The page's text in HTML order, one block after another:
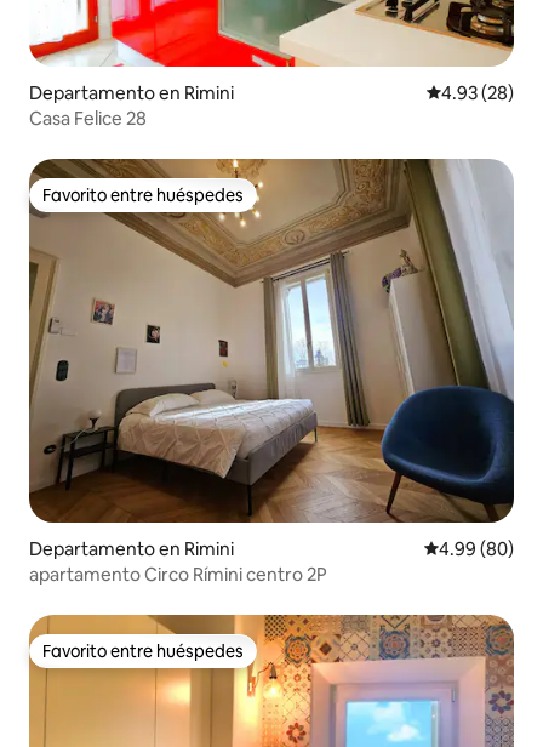
Departamento en Rimini Calificación
4.93 (28)
Casa Felice 28
Favorito entre huéspedes
Favorito entre huéspedes
Departamento en Rimini Calificación
4.99 (80)
apartamento Circo Rímini centro 2P
Favorito entre huéspedes
Favorito entre huéspedes